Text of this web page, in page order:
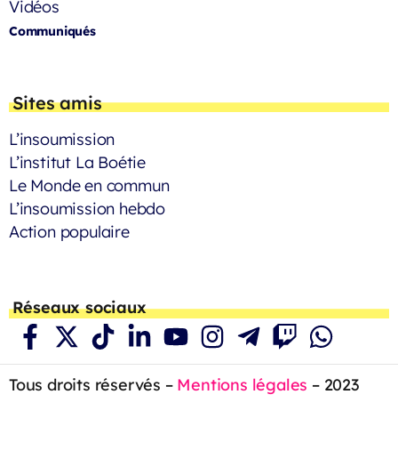
Vidéos
Communiqués
Sites amis
L’insoumission
L’institut La Boétie
Le Monde en commun
L’insoumission hebdo
Action populaire
Réseaux sociaux
Tous droits réservés – Mentions légales – 2023